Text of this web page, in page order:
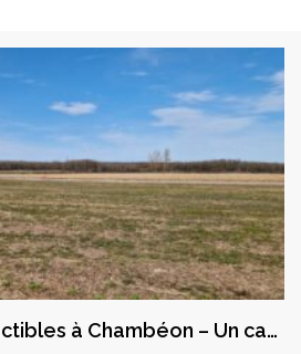
🏡 Terrains constructibles à Chambéon – Un cadre de vie idéal pour votre futur projet !